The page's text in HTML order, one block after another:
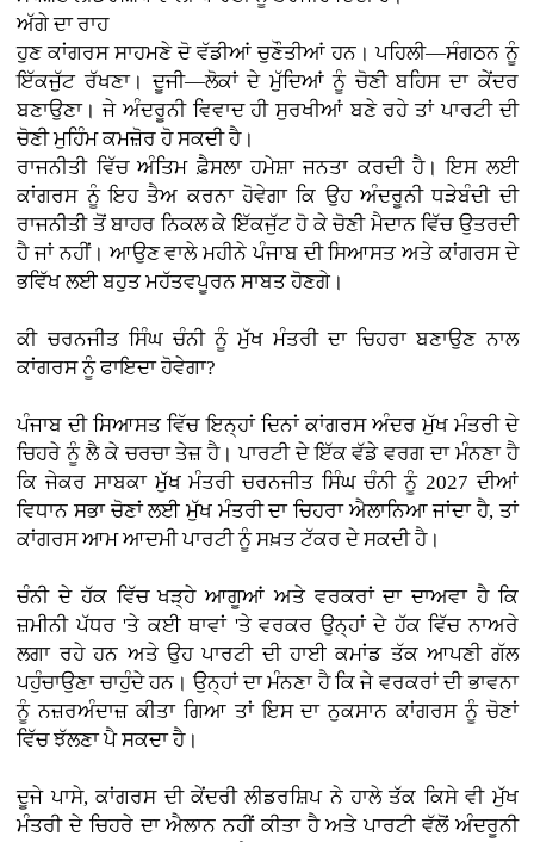
ਅੱਗੇ ਦਾ ਰਾਹ
ਹੁਣ ਕਾਂਗਰਸ ਸਾਹਮਣੇ ਦੋ ਵੱਡੀਆਂ ਚੁਣੌਤੀਆਂ ਹਨ। ਪਹਿਲੀ—ਸੰਗਠਨ ਨੂੰ
ਇੱਕਜੁੱਟ ਰੱਖਣਾ। ਦੂਜੀ—ਲੋਕਾਂ ਦੇ ਮੁੱਦਿਆਂ ਨੂੰ ਚੋਣੀ ਬਹਿਸ ਦਾ ਕੇਂਦਰ
ਬਣਾਉਣਾ। ਜੇ ਅੰਦਰੂਨੀ ਵਿਵਾਦ ਹੀ ਸੁਰਖੀਆਂ ਬਣੇ ਰਹੇ ਤਾਂ ਪਾਰਟੀ ਦੀ
ਚੋਣੀ ਮੁਹਿੰਮ ਕਮਜ਼ੋਰ ਹੋ ਸਕਦੀ ਹੈ।
ਰਾਜਨੀਤੀ ਵਿੱਚ ਅੰਤਿਮ ਫ਼ੈਸਲਾ ਹਮੇਸ਼ਾ ਜਨਤਾ ਕਰਦੀ ਹੈ। ਇਸ ਲਈ
ਕਾਂਗਰਸ ਨੂੰ ਇਹ ਤੈਅ ਕਰਨਾ ਹੋਵੇਗਾ ਕਿ ਉਹ ਅੰਦਰੂਨੀ ਧੜੇਬੰਦੀ ਦੀ
ਰਾਜਨੀਤੀ ਤੋਂ ਬਾਹਰ ਨਿਕਲ ਕੇ ਇੱਕਜੁੱਟ ਹੋ ਕੇ ਚੋਣੀ ਮੈਦਾਨ ਵਿੱਚ ਉਤਰਦੀ
ਹੈ ਜਾਂ ਨਹੀਂ। ਆਉਣ ਵਾਲੇ ਮਹੀਨੇ ਪੰਜਾਬ ਦੀ ਸਿਆਸਤ ਅਤੇ ਕਾਂਗਰਸ ਦੇ
ਭਵਿੱਖ ਲਈ ਬਹੁਤ ਮਹੱਤਵਪੂਰਨ ਸਾਬਤ ਹੋਣਗੇ।
ਕੀ ਚਰਨਜੀਤ ਸਿੰਘ ਚੰਨੀ ਨੂੰ ਮੁੱਖ ਮੰਤਰੀ ਦਾ ਚਿਹਰਾ ਬਣਾਉਣ ਨਾਲ
ਕਾਂਗਰਸ ਨੂੰ ਫਾਇਦਾ ਹੋਵੇਗਾ?
ਪੰਜਾਬ ਦੀ ਸਿਆਸਤ ਵਿੱਚ ਇਨ੍ਹਾਂ ਦਿਨਾਂ ਕਾਂਗਰਸ ਅੰਦਰ ਮੁੱਖ ਮੰਤਰੀ ਦੇ
ਚਿਹਰੇ ਨੂੰ ਲੈ ਕੇ ਚਰਚਾ ਤੇਜ਼ ਹੈ। ਪਾਰਟੀ ਦੇ ਇੱਕ ਵੱਡੇ ਵਰਗ ਦਾ ਮੰਨਣਾ ਹੈ
ਕਿ ਜੇਕਰ ਸਾਬਕਾ ਮੁੱਖ ਮੰਤਰੀ ਚਰਨਜੀਤ ਸਿੰਘ ਚੰਨੀ ਨੂੰ 2027 ਦੀਆਂ
ਵਿਧਾਨ ਸਭਾ ਚੋਣਾਂ ਲਈ ਮੁੱਖ ਮੰਤਰੀ ਦਾ ਚਿਹਰਾ ਐਲਾਨਿਆ ਜਾਂਦਾ ਹੈ, ਤਾਂ
ਕਾਂਗਰਸ ਆਮ ਆਦਮੀ ਪਾਰਟੀ ਨੂੰ ਸਖ਼ਤ ਟੱਕਰ ਦੇ ਸਕਦੀ ਹੈ।
ਚੰਨੀ ਦੇ ਹੱਕ ਵਿੱਚ ਖੜ੍ਹੇ ਆਗੂਆਂ ਅਤੇ ਵਰਕਰਾਂ ਦਾ ਦਾਅਵਾ ਹੈ ਕਿ
ਜ਼ਮੀਨੀ ਪੱਧਰ 'ਤੇ ਕਈ ਥਾਵਾਂ 'ਤੇ ਵਰਕਰ ਉਨ੍ਹਾਂ ਦੇ ਹੱਕ ਵਿੱਚ ਨਾਅਰੇ
ਲਗਾ ਰਹੇ ਹਨ ਅਤੇ ਉਹ ਪਾਰਟੀ ਦੀ ਹਾਈ ਕਮਾਂਡ ਤੱਕ ਆਪਣੀ ਗੱਲ
ਪਹੁੰਚਾਉਣਾ ਚਾਹੁੰਦੇ ਹਨ। ਉਨ੍ਹਾਂ ਦਾ ਮੰਨਣਾ ਹੈ ਕਿ ਜੇ ਵਰਕਰਾਂ ਦੀ ਭਾਵਨਾ
ਨੂੰ ਨਜ਼ਰਅੰਦਾਜ਼ ਕੀਤਾ ਗਿਆ ਤਾਂ ਇਸ ਦਾ ਨੁਕਸਾਨ ਕਾਂਗਰਸ ਨੂੰ ਚੋਣਾਂ
ਵਿੱਚ ਝੱਲਣਾ ਪੈ ਸਕਦਾ ਹੈ।
ਦੂਜੇ ਪਾਸੇ, ਕਾਂਗਰਸ ਦੀ ਕੇਂਦਰੀ ਲੀਡਰਸ਼ਿਪ ਨੇ ਹਾਲੇ ਤੱਕ ਕਿਸੇ ਵੀ ਮੁੱਖ
ਮੰਤਰੀ ਦੇ ਚਿਹਰੇ ਦਾ ਐਲਾਨ ਨਹੀਂ ਕੀਤਾ ਹੈ ਅਤੇ ਪਾਰਟੀ ਵੱਲੋਂ ਅੰਦਰੂਨੀ